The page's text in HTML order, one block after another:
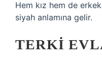
Hem kız hem de
siyah anlamına gelir.
TERKI